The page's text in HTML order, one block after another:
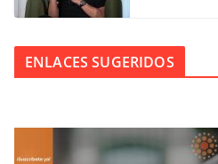
ENLACES SUGERIDOS